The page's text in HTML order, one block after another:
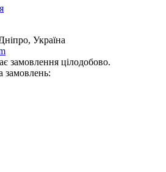
Україна
замовлення цілодобово.
замовлень: